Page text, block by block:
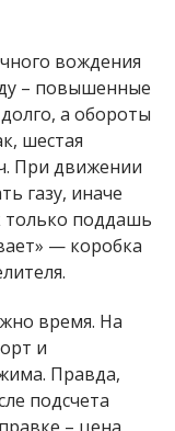
вождения
– повышенные
а обороты
шестая
При движении
газу, иначе
только поддашь
— коробка
время. На
и
Правда,
подсчета